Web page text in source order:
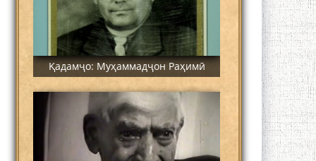
Қадамҷо: Муҳаммадҷон Раҳимӣ